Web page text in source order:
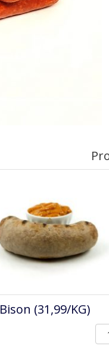
Bison (31,99/KG)